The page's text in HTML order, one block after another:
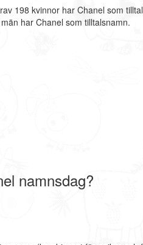
198 kvinnor har Chanel som
har Chanel som tilltalsnamn.
namnsdag?